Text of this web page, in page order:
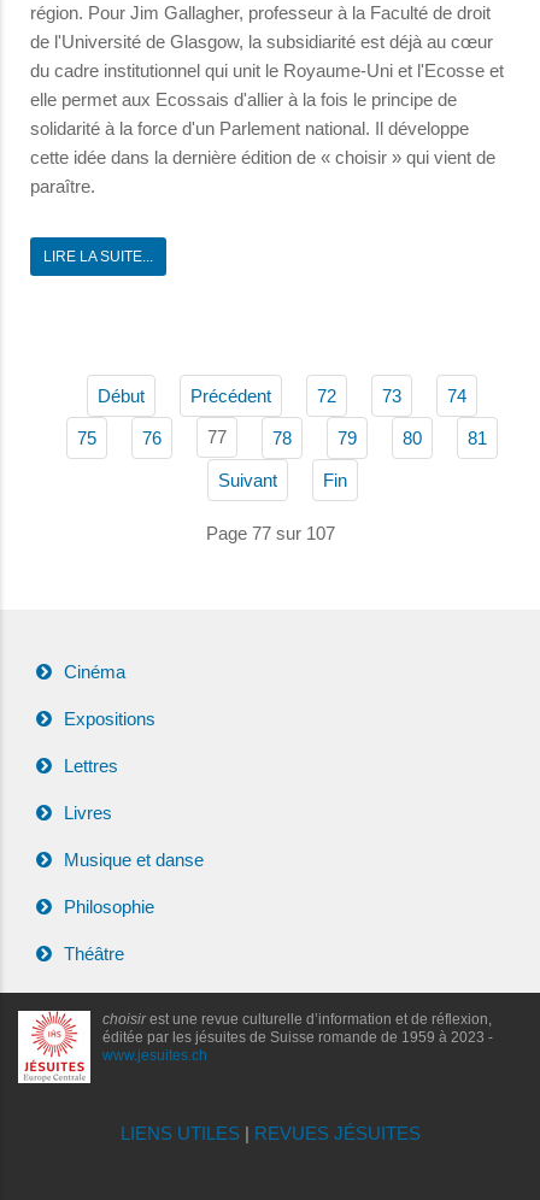
région. Pour Jim Gallagher, professeur à la Faculté de droit
de l'Université de Glasgow, la subsidiarité est déjà au cœur
du cadre institutionnel qui unit le Royaume-Uni et l'Ecosse et
elle permet aux Ecossais d'allier à la fois le principe de
solidarité à la force d'un Parlement national. Il développe
cette idée dans la dernière édition de « choisir » qui vient de
paraître.
LIRE LA SUITE...
Début Précédent 72 73 74
75 76 77 78 79 80 81
Suivant Fin
Page 77 sur 107
Cinéma
Expositions
Lettres
Livres
Musique et danse
Philosophie
Théâtre
choisirest une revue culturelle d’information et de réflexion,
éditée par les jésuites de Suisse romande de 1959 à 2023 -
www.jesuites.ch
LIENS UTILES| REVUES JÉSUITES